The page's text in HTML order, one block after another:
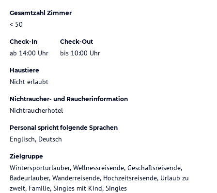
Gesamtzahl Zimmer
< 50
Check-In
ab 14:00 Uhr
Check-Out
bis 10:00 Uhr
Haustiere
Nicht erlaubt
Nichtraucher- und Raucherinformation
Nichtraucherhotel
Personal spricht folgende Sprachen
Englisch, Deutsch
Zielgruppe
Wintersporturlauber, Wellnessreisende, Geschäftsreisende,
Badeurlauber, Wanderreisende, Hochzeitsreisende, Urlaub zu
zweit, Familie, Singles mit Kind, Singles